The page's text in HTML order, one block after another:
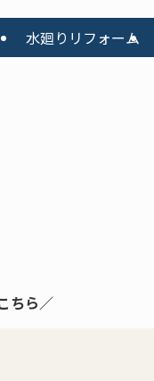
水廻りリフォーム
ちら／